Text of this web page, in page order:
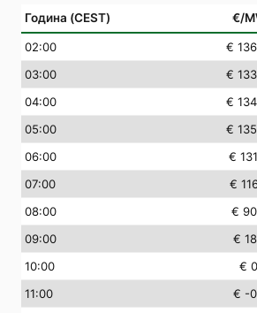
Година (CEST) €/
02:00 €
03:00 €
04:00 €
05:00 €
06:00 €
07:00 €
08:00 €
09:00 €
10:00 €
11:00 € -